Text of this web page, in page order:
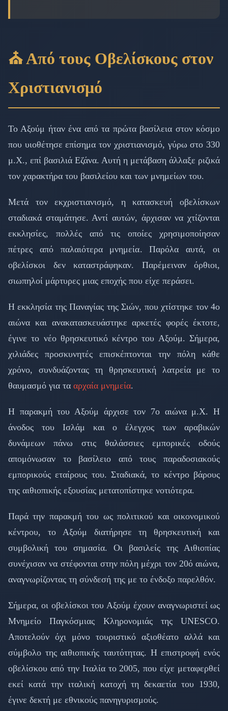
⛪ Από τους Οβελίσκους στον
Χριστιανισμό
Το Αξούμ ήταν ένα από τα πρώτα βασίλεια στον κόσμο
που υιοθέτησε επίσημα τον χριστιανισμό, γύρω στο 330
μ.Χ., επί βασιλιά Εζάνα. Αυτή η μετάβαση άλλαξε ριζικά
τον χαρακτήρα του βασιλείου και των μνημείων του.
Μετά τον εκχριστιανισμό, η κατασκευή οβελίσκων
σταδιακά σταμάτησε. Αντί αυτών, άρχισαν να χτίζονται
εκκλησίες, πολλές από τις οποίες χρησιμοποίησαν
πέτρες από παλαιότερα μνημεία. Παρόλα αυτά, οι
οβελίσκοι δεν καταστράφηκαν. Παρέμειναν όρθιοι,
σιωπηλοί μάρτυρες μιας εποχής που είχε περάσει.
Η εκκλησία της Παναγίας της Σιών, που χτίστηκε τον 4ο
αιώνα και ανακατασκευάστηκε αρκετές φορές έκτοτε,
έγινε το νέο θρησκευτικό κέντρο του Αξούμ. Σήμερα,
χιλιάδες προσκυνητές επισκέπτονται την πόλη κάθε
χρόνο, συνδυάζοντας τη θρησκευτική λατρεία με το
θαυμασμό για τα αρχαία μνημεία.
Η παρακμή του Αξούμ άρχισε τον 7ο αιώνα μ.Χ. Η
άνοδος του Ισλάμ και ο έλεγχος των αραβικών
δυνάμεων πάνω στις θαλάσσιες εμπορικές οδούς
απομόνωσαν το βασίλειο από τους παραδοσιακούς
εμπορικούς εταίρους του. Σταδιακά, το κέντρο βάρους
της αιθιοπικής εξουσίας μετατοπίστηκε νοτιότερα.
Παρά την παρακμή του ως πολιτικού και οικονομικού
κέντρου, το Αξούμ διατήρησε τη θρησκευτική και
συμβολική του σημασία. Οι βασιλείς της Αιθιοπίας
συνέχισαν να στέφονται στην πόλη μέχρι τον 20ό αιώνα,
αναγνωρίζοντας τη σύνδεσή της με το ένδοξο παρελθόν.
Σήμερα, οι οβελίσκοι του Αξούμ έχουν αναγνωριστεί ως
Μνημείο Παγκόσμιας Κληρονομιάς της UNESCO.
Αποτελούν όχι μόνο τουριστικό αξιοθέατο αλλά και
σύμβολο της αιθιοπικής ταυτότητας. Η επιστροφή ενός
οβελίσκου από την Ιταλία το 2005, που είχε μεταφερθεί
εκεί κατά την ιταλική κατοχή τη δεκαετία του 1930,
έγινε δεκτή με εθνικούς πανηγυρισμούς.